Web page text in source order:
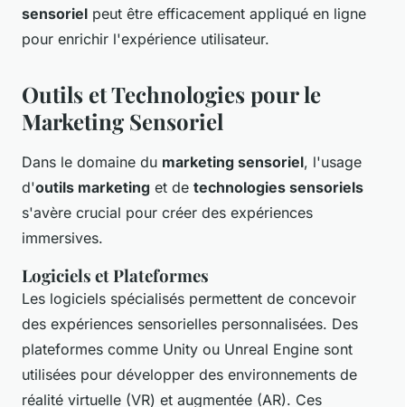
sensoriel peut être efficacement appliqué en ligne
pour enrichir l'expérience utilisateur.
Outils et Technologies pour le
Marketing Sensoriel
Dans le domaine du marketing sensoriel, l'usage
d'outils marketing et de technologies sensoriels
s'avère crucial pour créer des expériences
immersives.
Logiciels et Plateformes
Les logiciels spécialisés permettent de concevoir
des expériences sensorielles personnalisées. Des
plateformes comme Unity ou Unreal Engine sont
utilisées pour développer des environnements de
réalité virtuelle (VR) et augmentée (AR). Ces